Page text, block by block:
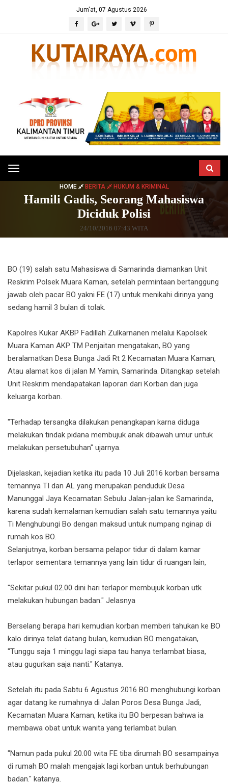
Jum'at, 07 Agustus 2026
Toggle
navigation
HOME BERITA HUKUM & KRIMINAL
Hamili Gadis, Seorang Mahasiswa
Diciduk Polisi
24/10/2016 07:43 WITA
BO (19) salah satu Mahasiswa di Samarinda diamankan Unit
Reskrim Polsek Muara Kaman, setelah permintaan bertanggung
jawab oleh pacar BO yakni FE (17) untuk menikahi dirinya yang
sedang hamil 3 bulan di tolak.
Kapolres Kukar AKBP Fadillah Zulkarnanen melalui Kapolsek
Muara Kaman AKP TM Penjaitan mengatakan, BO yang
beralamatkan Desa Bunga Jadi Rt 2 Kecamatan Muara Kaman,
Atau alamat kos di jalan M Yamin, Samarinda. Ditangkap setelah
Unit Reskrim mendapatakan laporan dari Korban dan juga
keluarga korban.
"Terhadap tersangka dilakukan penangkapan karna diduga
melakukan tindak pidana membujuk anak dibawah umur untuk
melakukan persetubuhan" ujarnya.
Dijelaskan, kejadian ketika itu pada 10 Juli 2016 korban bersama
temannya TI dan AL yang merupakan penduduk Desa
Manunggal Jaya Kecamatan Sebulu Jalan-jalan ke Samarinda,
karena sudah kemalaman kemudian salah satu temannya yaitu
Ti Menghubungi Bo dengan maksud untuk numpang nginap di
rumah kos BO.
Selanjutnya, korban bersama pelapor tidur di dalam kamar
terlapor sementara temannya yang lain tidur di ruangan lain,
"Sekitar pukul 02.00 dini hari terlapor membujuk korban utk
melakukan hubungan badan." Jelasnya
Berselang berapa hari kemudian korban memberi tahukan ke BO
kalo dirinya telat datang bulan, kemudian BO mengatakan,
"Tunggu saja 1 minggu lagi siapa tau hanya terlambat biasa,
atau gugurkan saja nanti." Katanya.
Setelah itu pada Sabtu 6 Agustus 2016 BO menghubungi korban
agar datang ke rumahnya di Jalan Poros Desa Bunga Jadi,
Kecamatan Muara Kaman, ketika itu BO berpesan bahwa ia
membawa obat untuk wanita yang terlambat bulan.
"Namun pada pukul 20.00 wita FE tiba dirumah BO sesampainya
di rumah BO malah mengajak lagi korban untuk berhubungan
badan." katanya.